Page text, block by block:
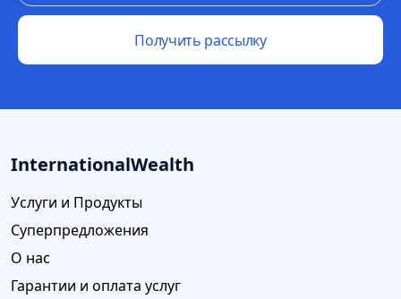
Получить рассылку
InternationalWealth
Услуги и Продукты
Суперпредложения
О нас
Гарантии и оплата услуг